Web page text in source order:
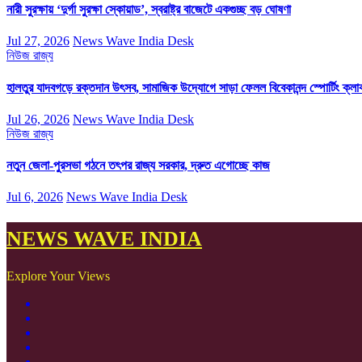
নারী সুরক্ষায় ‘দুর্গা সুরক্ষা স্কোয়াড’, স্বরাষ্ট্র বাজেটে একগুচ্ছ বড় ঘোষণা
Jul 27, 2026 News Wave India Desk
নিউজ রাজ্য
হালতুর যাদবগড়ে রক্তদান উৎসব, সামাজিক উদ্যোগে সাড়া ফেলল বিবেকানন্দ স্পোর্টিং
Jul 26, 2026 News Wave India Desk
নিউজ রাজ্য
নতুন জেলা-পুরসভা গঠনে তৎপর রাজ্য সরকার, দ্রুত এগোচ্ছে কাজ
Jul 6, 2026 News Wave India Desk
NEWS WAVE INDIA
Explore Your Views